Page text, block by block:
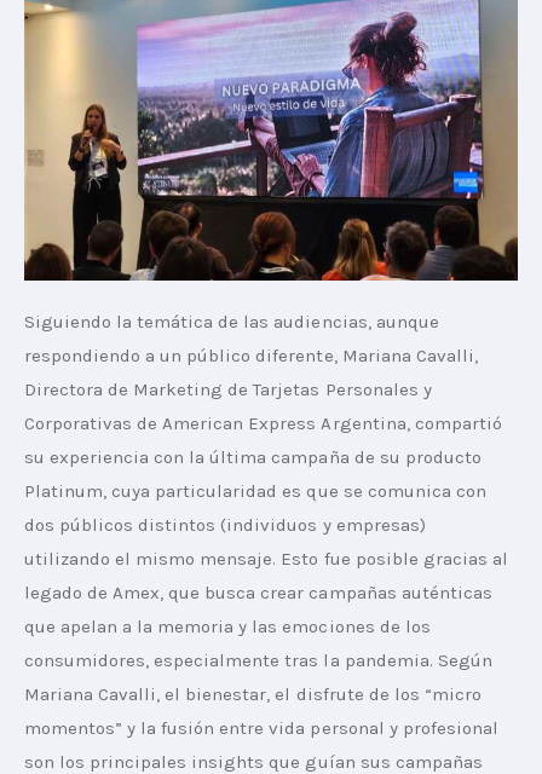
Siguiendo la temática de las audiencias, aunque
respondiendo a un público diferente, Mariana Cavalli,
Directora de Marketing de Tarjetas Personales y
Corporativas de American Express Argentina, compartió
su experiencia con la última campaña de su producto
Platinum, cuya particularidad es que se comunica con
dos públicos distintos (individuos y empresas)
utilizando el mismo mensaje. Esto fue posible gracias al
legado de Amex, que busca crear campañas auténticas
que apelan a la memoria y las emociones de los
consumidores, especialmente tras la pandemia. Según
Mariana Cavalli, el bienestar, el disfrute de los “micro
momentos” y la fusión entre vida personal y profesional
son los principales insights que guían sus campañas